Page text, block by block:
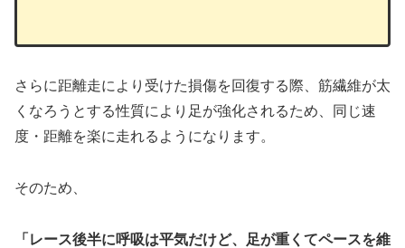
さらに距離走により受けた損傷を回復する際、筋繊維が太
くなろうとする性質により足が強化されるため、同じ速
度・距離を楽に走れるようになります。
そのため、
「レース後半に呼吸は平気だけど、足が重くてペースを維